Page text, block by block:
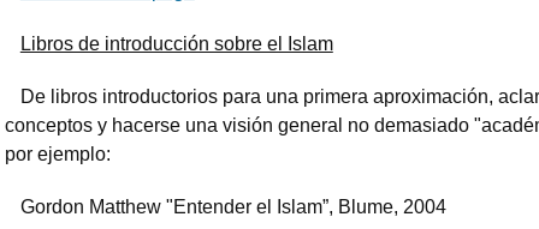
Libros de introducción sobre el Islam
De libros introductorios para una primera aproximación,
conceptos y hacerse una visión general no demasiado
por ejemplo:
Gordon Matthew "Entender el Islam”, Blume, 2004